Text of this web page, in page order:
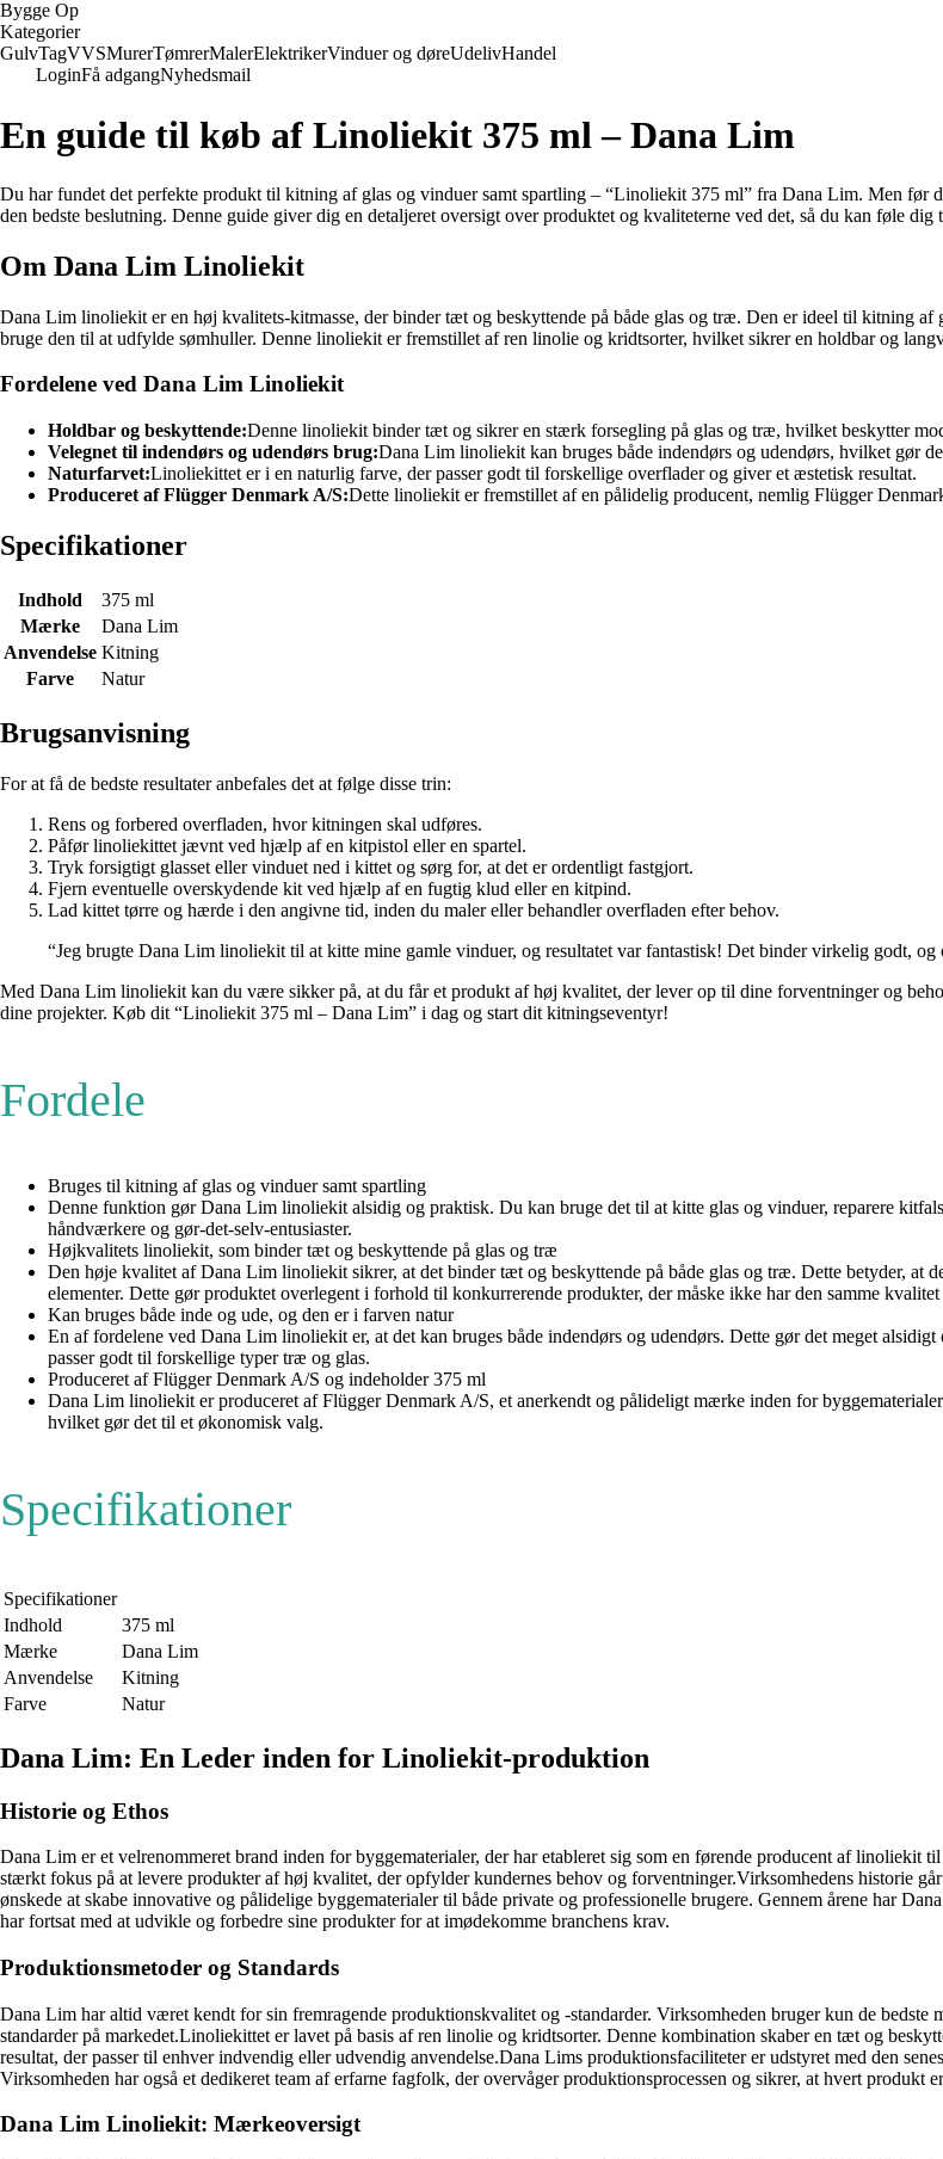
Bygge Op
Kategorier
GulvTagVVSMurerTømrerMalerElektrikerVinduer og døreUdelivHandel
LoginFå adgangNyhedsmail
En guide til køb af Linoliekit 375 ml – Dana Lim
Du har fundet det perfekte produkt til kitning af glas og vinduer samt spartling – “Linoliekit 375 ml” fra Dana Lim. Men
den bedste beslutning. Denne guide giver dig en detaljeret oversigt over produktet og kvaliteterne ved det, så du kan føle dig
Om Dana Lim Linoliekit
Dana Lim linoliekit er en høj kvalitets-kitmasse, der binder tæt og beskyttende på både glas og træ. Den er ideel til kitning
bruge den til at udfylde sømhuller. Denne linoliekit er fremstillet af ren linolie og kridtsorter, hvilket sikrer en holdbar og
Fordelene ved Dana Lim Linoliekit
Holdbar og beskyttende:Denne linoliekit binder tæt og sikrer en stærk forsegling på glas og træ, hvilket beskytter
Velegnet til indendørs og udendørs brug:Dana Lim linoliekit kan bruges både indendørs og udendørs, hvilket gør
Naturfarvet:Linoliekittet er i en naturlig farve, der passer godt til forskellige overflader og giver et æstetisk resultat.
Produceret af Flügger Denmark A/S:Dette linoliekit er fremstillet af en pålidelig producent, nemlig Flügger
Specifikationer
Indhold
375 ml
Mærke
Dana Lim
Anvendelse Kitning
Farve
Natur
Brugsanvisning
For at få de bedste resultater anbefales det at følge disse trin:
Rens og forbered overfladen, hvor kitningen skal udføres.
Påfør linoliekittet jævnt ved hjælp af en kitpistol eller en spartel.
Tryk forsigtigt glasset eller vinduet ned i kittet og sørg for, at det er ordentligt fastgjort.
Fjern eventuelle overskydende kit ved hjælp af en fugtig klud eller en kitpind.
Lad kittet tørre og hærde i den angivne tid, inden du maler eller behandler overfladen efter behov.
“Jeg brugte Dana Lim linoliekit til at kitte mine gamle vinduer, og resultatet var fantastisk! Det binder virkelig godt,
Med Dana Lim linoliekit kan du være sikker på, at du får et produkt af høj kvalitet, der lever op til dine forventninger og
dine projekter. Køb dit “Linoliekit 375 ml – Dana Lim” i dag og start dit kitningseventyr!
Fordele
Bruges til kitning af glas og vinduer samt spartling
Denne funktion gør Dana Lim linoliekit alsidig og praktisk. Du kan bruge det til at kitte glas og vinduer, reparere
håndværkere og gør-det-selv-entusiaster.
Højkvalitets linoliekit, som binder tæt og beskyttende på glas og træ
Den høje kvalitet af Dana Lim linoliekit sikrer, at det binder tæt og beskyttende på både glas og træ. Dette betyder, at
elementer. Dette gør produktet overlegent i forhold til konkurrerende produkter, der måske ikke har den samme kvalitet
Kan bruges både inde og ude, og den er i farven natur
En af fordelene ved Dana Lim linoliekit er, at det kan bruges både indendørs og udendørs. Dette gør det meget
passer godt til forskellige typer træ og glas.
Produceret af Flügger Denmark A/S og indeholder 375 ml
Dana Lim linoliekit er produceret af Flügger Denmark A/S, et anerkendt og pålideligt mærke inden for
hvilket gør det til et økonomisk valg.
Specifikationer
Specifikationer
Indhold
375 ml
Mærke
Dana Lim
Anvendelse
Kitning
Farve
Natur
Dana Lim: En Leder inden for Linoliekit-produktion
Historie og Ethos
Dana Lim er et velrenommeret brand inden for byggematerialer, der har etableret sig som en førende producent af
stærkt fokus på at levere produkter af høj kvalitet, der opfylder kundernes behov og forventninger.Virksomhedens historie
ønskede at skabe innovative og pålidelige byggematerialer til både private og professionelle brugere. Gennem årene har
har fortsat med at udvikle og forbedre sine produkter for at imødekomme branchens krav.
Produktionsmetoder og Standards
Dana Lim har altid været kendt for sin fremragende produktionskvalitet og -standarder. Virksomheden bruger kun de
standarder på markedet.Linoliekittet er lavet på basis af ren linolie og kridtsorter. Denne kombination skaber en tæt og
resultat, der passer til enhver indvendig eller udvendig anvendelse.Dana Lims produktionsfaciliteter er udstyret med den
Virksomheden har også et dedikeret team af erfarne fagfolk, der overvåger produktionsprocessen og sikrer, at hvert produkt
Dana Lim Linoliekit: Mærkeoversigt